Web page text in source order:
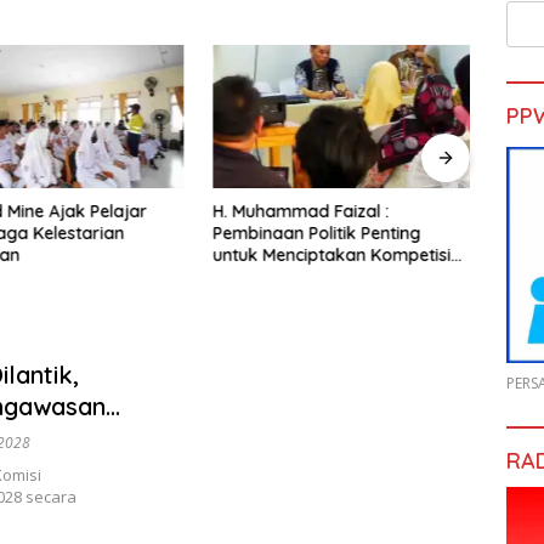
Mine Ajak Pelajar
Kelestarian
H. Muhammad Faizal :
Pembinaan Politik Penting
untuk Menciptakan Kompetisi
secara